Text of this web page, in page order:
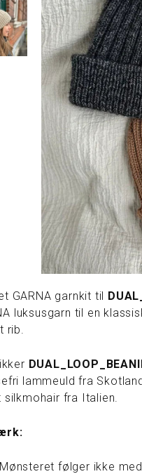
GARNA garnkit til
luksusgarn til en
rib.
lammeuld fra
silkmohair fra Italien.
Mønsteret følger ikke